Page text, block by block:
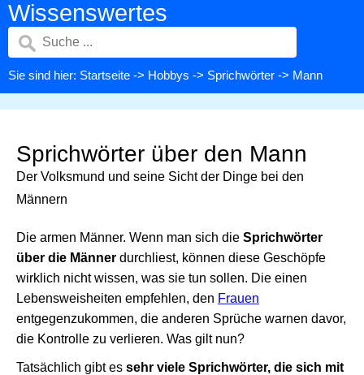
Wissenswertes
Sie sind hier: Startseite -> Hobbys -> Sprichwörter -> Mann
Sprichwörter über den Mann
Der Volksmund und seine Sicht der Dinge bei den
Männern
Die armen Männer. Wenn man sich die Sprichwörter
über die Männer durchliest, können diese Geschöpfe
wirklich nicht wissen, was sie tun sollen. Die einen
Lebensweisheiten empfehlen, den Frauen
entgegenzukommen, die anderen Sprüche warnen davor,
die Kontrolle zu verlieren. Was gilt nun?
Tatsächlich gibt es sehr viele Sprichwörter, die sich mit